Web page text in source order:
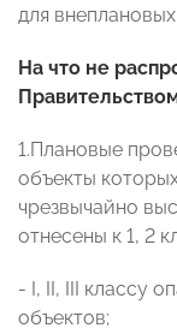
для
На что не
1.Плановые
объекты
чрезвычайно
отнесены к 1, 2
- I, II, III классу
объектов;